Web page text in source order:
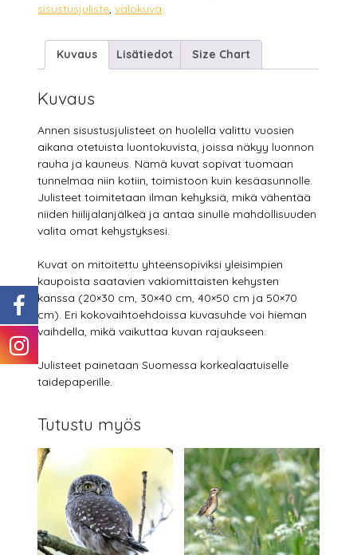
sisustusjuliste,valokuva
Kuvaus Lisätiedot Size Chart
Kuvaus
Annen sisustusjulisteet on huolella valittu vuosien
aikana otetuista luontokuvista, joissa näkyy luonnon
rauha ja kauneus. Nämä kuvat sopivat tuomaan
tunnelmaa niin kotiin, toimistoon kuin kesäasunnolle.
Julisteet toimitetaan ilman kehyksiä, mikä vähentää
niiden hiilijalanjälkeä ja antaa sinulle mahdollisuuden
valita omat kehystyksesi.
Kuvat on mitoitettu yhteensopiviksi yleisimpien
kaupoista saatavien vakiomittaisten kehysten
kanssa (20×30 cm, 30×40 cm, 40×50 cm ja 50×70
cm). Eri kokovaihtoehdoissa kuvasuhde voi hieman
vaihdella, mikä vaikuttaa kuvan rajaukseen.
Julisteet painetaan Suomessa korkealaatuiselle
taidepaperille.
Tutustu myös